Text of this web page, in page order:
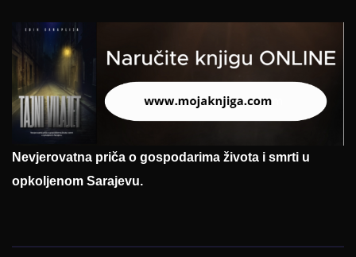
Nevjerovatna priča o gospodarima života i smrti u
opkoljenom Sarajevu.